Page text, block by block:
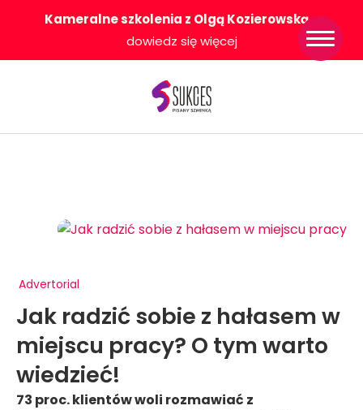
Kameralne szkolenia z Olgą Kozierowską-
dowiedz się więcej
Advertorial
Jak radzić sobie z hałasem w
miejscu pracy? O tym warto
wiedzieć!
73 proc. klientów woli rozmawiać z
Strona główna
Konkurs Sukces